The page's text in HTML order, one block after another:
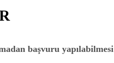
başvuru yapılabilmesi